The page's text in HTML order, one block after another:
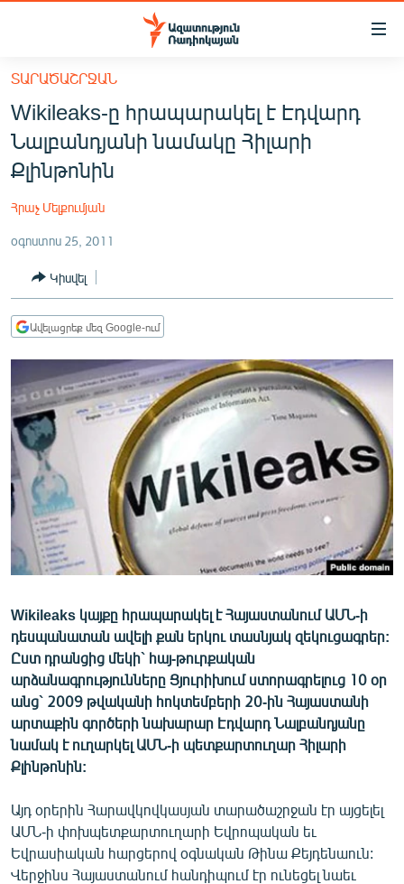
Մատչելիության
հիմնական
բովանդակությանը
Անցնել
հիմնական
մենյուին
ՔԱՂԱՔԱԿԱՆ
ՏՆՏԵՍՈՒԹՅՈՒՆ
ՂԱՐԱԲԱՂ
ՏԱՐԱԾԱՇՐՋԱՆ
ՄԻՋԱԶԳԱՅԻՆ
ՄՇԱԿՈՒՅԹ
ՍՊՈՐՏ
ՄԵԿՆԱԲԱՆՈՒԹՅՈՒՆ
ՏՏ ԵՒ ԻՆՏԵՐՆԵՏ
ԱՐԽԻՎ
ՏԵՍԱՆՅՈՒԹԵՐ
ԲԱՆԱՎԵՃ
ՁԳՏԵԼՈՎ ԼԱՎԱԳՈՒՅՆԻՆ
ՓՈԴՔԱՍԹ
English
Русский
ՏԱՐԱԾԱՇՐՋԱՆ
Wikileaks-ը հրապարակել է Էդվարդ
Նալբանդյանի նամակը Հիլարի
Քլինթոնին
Հրաչ Մելքումյան
օգոստոս 25, 2011
Կիսվել
Ավելացրեք մեզ Google-ում
Wikileaks կայքը հրապարակել է Հայաստանում ԱՄՆ-ի
դեսպանատան ավելի քան երկու տասնյակ զեկուցագրեր:
Ըստ դրանցից մեկի` հայ-թուրքական
արձանագրությունները Ցյուրիխում ստորագրելուց 10 օր
անց` 2009 թվականի հոկտեմբերի 20-ին Հայաստանի
արտաքին գործերի նախարար Էդվարդ Նալբանդյանը
նամակ է ուղարկել ԱՄՆ-ի պետքարտուղար Հիլարի
Քլինթոնին:
Այդ օրերին Հարավկովկասյան տարածաշրջան էր այցելել
ԱՄՆ-ի փոխպետքարտուղարի Եվրոպական եւ
Եվրասիական հարցերով օգնական Թինա Քեյդենաուն:
Վերջինս Հայաստանում հանդիպում էր ունեցել նաեւ